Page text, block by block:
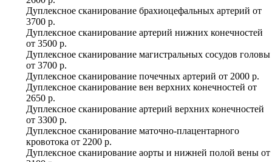
Дуплексное сканирование брахиоцефальных артерий от
3700 р.
Дуплексное сканирование артерий нижних конечностей
от 3500 р.
Дуплексное сканирование магистральных сосудов головы
от 3700 р.
Дуплексное сканирование почечных артерий от 2000 р.
Дуплексное сканирование вен верхних конечностей от
2650 р.
Дуплексное сканирование артерий верхних конечностей
от 3300 р.
Дуплексное сканирование маточно-плацентарного
кровотока от 2200 р.
Дуплексное сканирование аорты и нижней полой вены от